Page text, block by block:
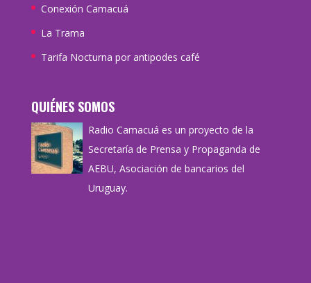
Conexión Camacuá
La Trama
Tarifa Nocturna por antipodes café
QUIÉNES SOMOS
Radio Camacuá es un proyecto de la
Secretaría de Prensa y Propaganda de
AEBU, Asociación de bancarios del
Uruguay.